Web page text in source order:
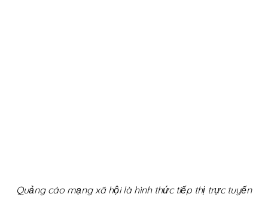
Quảng cáo mạng xã hội là hình thức tiếp thị trực tuyến